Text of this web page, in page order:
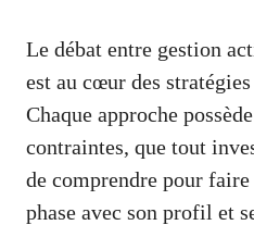
Le débat entre gestion
est au cœur des
Chaque approche
contraintes, que tout
de comprendre pour
phase avec son profil et